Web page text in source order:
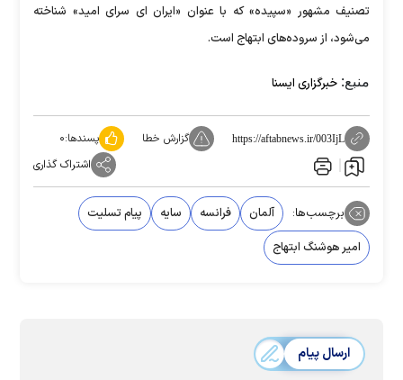
تصنیف مشهور «سپیده» که با عنوان «ایران ای سرای امید» شناخته
می‌شود، از سروده‌های ابتهاج است.
منبع: خبرگزاری ایسنا
https://aftabnews.ir/003IjL گزارش خطا پسندها:۰
اشتراک گذاری
برچسب‌ها: آلمان فرانسه سایه
پیام تسلیت
امیر هوشنگ ابتهاج
ارسال پیام